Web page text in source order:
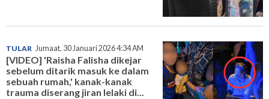
TULAR Jumaat, 30 Januari 2026 4:34 AM
[VIDEO] 'Raisha Falisha dikejar
sebelum ditarik masuk ke dalam
sebuah rumah,' kanak-kanak
trauma diserang jiran lelaki di...